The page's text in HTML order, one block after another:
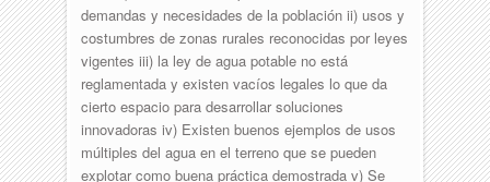
demandas y necesidades de la población ii) usos y
costumbres de zonas rurales reconocidas por leyes
vigentes iii) la ley de agua potable no está
reglamentada y existen vacíos legales lo que da
cierto espacio para desarrollar soluciones
innovadoras iv) Existen buenos ejemplos de usos
múltiples del agua en el terreno que se pueden
explotar como buena práctica demostrada v) Se